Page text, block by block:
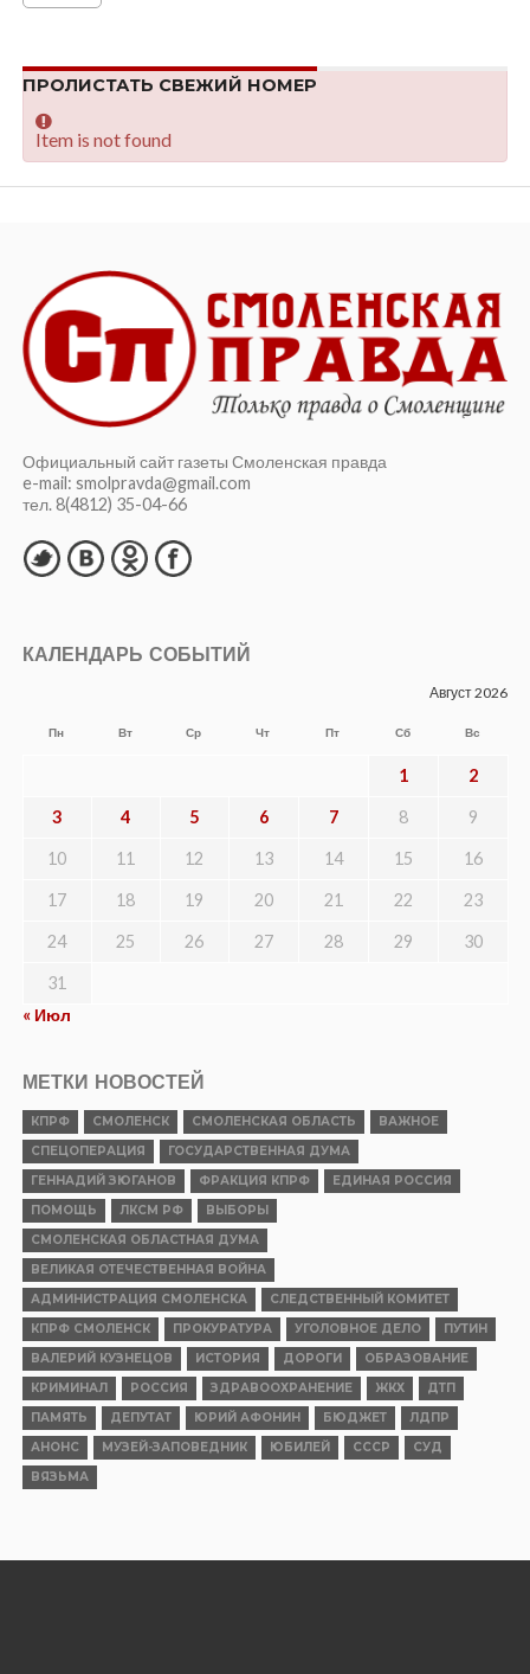
ПРОЛИСТАТЬ СВЕЖИЙ НОМЕР
Item is not found
Официальный сайт газеты Смоленская правда
e-mail: smolpravda@gmail.com
тел. 8(4812) 35-04-66
КАЛЕНДАРЬ СОБЫТИЙ
Август 2026
Пн Вт Ср Чт Пт Сб Вс
1 2
3 4 5 6 7 8 9
10 11 12 13 14 15 16
17 18 19 20 21 22 23
24 25 26 27 28 29 30
31
« Июл
МЕТКИ НОВОСТЕЙ
КПРФ СМОЛЕНСК СМОЛЕНСКАЯ ОБЛАСТЬ
ВАЖНОЕ
СПЕЦОПЕРАЦИЯ
ГОСУДАРСТВЕННАЯ ДУМА
ГЕННАДИЙ ЗЮГАНОВ
ФРАКЦИЯ КПРФ
ЕДИНАЯ РОССИЯ
ПОМОЩЬ
ЛКСМ РФ
ВЫБОРЫ
СМОЛЕНСКАЯ ОБЛАСТНАЯ ДУМА
ВЕЛИКАЯ ОТЕЧЕСТВЕННАЯ ВОЙНА
АДМИНИСТРАЦИЯ СМОЛЕНСКА
СЛЕДСТВЕННЫЙ КОМИТЕТ
КПРФ СМОЛЕНСК
ПРОКУРАТУРА УГОЛОВНОЕ ДЕЛО
ПУТИН
ВАЛЕРИЙ КУЗНЕЦОВ
ИСТОРИЯ ДОРОГИ
ОБРАЗОВАНИЕ
КРИМИНАЛ
РОССИЯ ЗДРАВООХРАНЕНИЕ ЖКХ
ДТП
ПАМЯТЬ
ДЕПУТАТ ЮРИЙ АФОНИН БЮДЖЕТ
ЛДПР
АНОНС
МУЗЕЙ-ЗАПОВЕДНИК ЮБИЛЕЙ СССР
СУД
ВЯЗЬМА